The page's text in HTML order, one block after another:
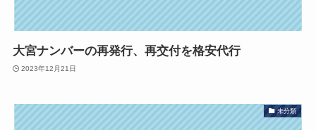
大宮ナンバーの再発行、再交付を格安代行
2023年12月21日
未分類